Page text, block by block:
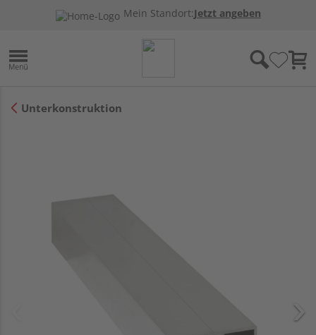
Mein Standort:Jetzt angeben
Unterkonstruktion